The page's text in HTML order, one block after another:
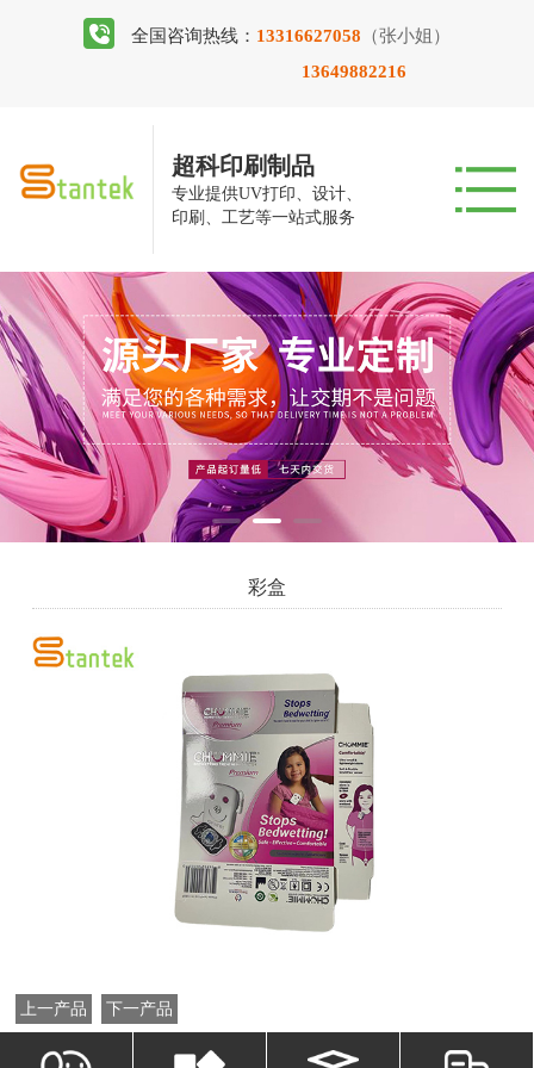
全国咨询热线： 13316627058 （张小姐）
13649882216
超科印刷制品
专业提供UV打印、设计、
印刷、工艺等一站式服务
彩盒
上一产品 下一产品